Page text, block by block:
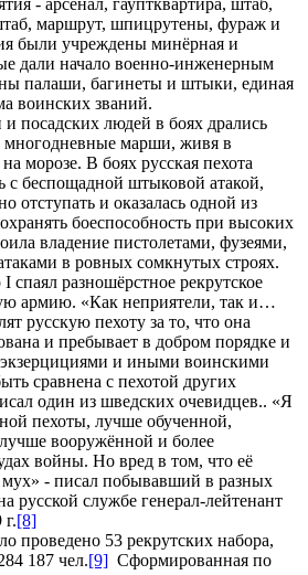
маршрут, шпицрутены, фураж и
были учреждены минёрная и
дали начало военно-инженерным
палаши, багинеты и штыки, единая
воинских званий.
посадских людей в боях дрались
марши, живя в
морозе. В боях русская пехота
с беспощадной штыковой атакой,
отступать и оказалась одной из
боеспособность при высоких
владение пистолетами, фузеями,
в ровных сомкнутых строях.
разношёрстное рекрутское
армию. «Как неприятели, так и…
русскую пехоту за то, что она
и пребывает в добром порядке и
и иными воинскими
сравнена с пехотой других
один из шведских очевидцев.. «Я
пехоты, лучше обученной,
вооружённой и более
войны. Но вред в том, что её
мух» - писал побывавший в разных
русской службе генерал-лейтенант
[8]
проведено 53 рекрутских набора,
187 чел.[9] Сформированная по